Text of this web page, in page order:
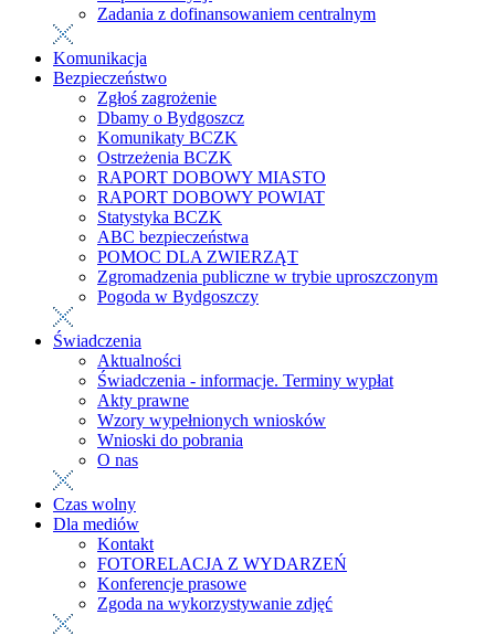
Zadania z dofinansowaniem centralnym
Komunikacja
Bezpieczeństwo
Zgłoś zagrożenie
Dbamy o Bydgoszcz
Komunikaty BCZK
Ostrzeżenia BCZK
RAPORT DOBOWY MIASTO
RAPORT DOBOWY POWIAT
Statystyka BCZK
ABC bezpieczeństwa
POMOC DLA ZWIERZĄT
Zgromadzenia publiczne w trybie uproszczonym
Pogoda w Bydgoszczy
Świadczenia
Aktualności
Świadczenia - informacje. Terminy wypłat
Akty prawne
Wzory wypełnionych wniosków
Wnioski do pobrania
O nas
Czas wolny
Dla mediów
Kontakt
FOTORELACJA Z WYDARZEŃ
Konferencje prasowe
Zgoda na wykorzystywanie zdjęć